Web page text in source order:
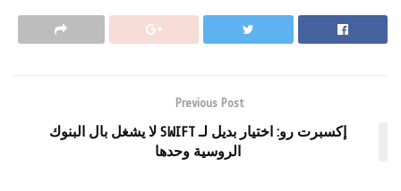
Previous Post
إكسبرت رو: اختيار بديل لـ SWIFT لا يشغل بال البنوك
الروسية وحدها